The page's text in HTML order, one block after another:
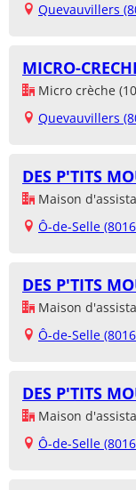
Quevauvillers
MICRO-
Micro crèche
Quevauvillers
DES P'TITS
Maison
Ô-de-Selle
DES P'TITS
Maison
Ô-de-Selle
DES P'TITS
Maison
Ô-de-Selle